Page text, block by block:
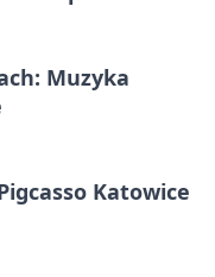
Muzyka
Katowice